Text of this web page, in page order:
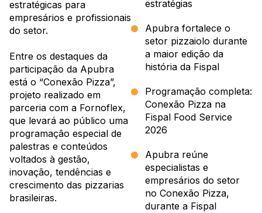
estratégicas para
empresários e profissionais
do setor.
Entre os destaques da
participação da Apubra
está o “Conexão Pizza”,
projeto realizado em
parceria com a Fornoflex,
que levará ao público uma
programação especial de
palestras e conteúdos
voltados à gestão,
inovação, tendências e
crescimento das pizzarias
brasileiras.
estratégias
Apubra fortalece o
setor pizzaiolo durante
a maior edição da
história da Fispal
Programação completa:
Conexão Pizza na
Fispal Food Service
2026
Apubra reúne
especialistas e
empresários do setor
no Conexão Pizza,
durante a Fispal